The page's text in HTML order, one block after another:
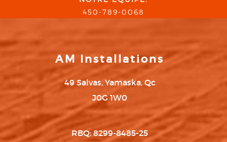
450-789-0068
AM Installations
49 Salvas, Yamaska, Qc
J0G 1W0
RBQ: 8299-8485-25